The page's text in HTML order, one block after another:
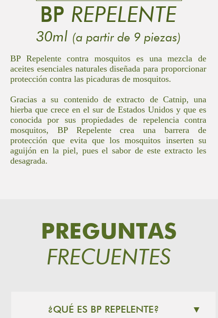
BP REPELENTE
30ml (a partir de 9 piezas)
BP Repelente contra mosquitos es una mezcla de
aceites esenciales naturales diseñada para proporcionar
protección contra las picaduras de mosquitos.
Gracias a su contenido de extracto de Catnip, una
hierba que crece en el sur de Estados Unidos y que es
conocida por sus propiedades de repelencia contra
mosquitos, BP Repelente crea una barrera de
protección que evita que los mosquitos inserten su
aguijón en la piel, pues el sabor de este extracto les
desagrada.
PREGUNTAS
FRECUENTES
¿QUÉ ES BP REPELENTE? ▼